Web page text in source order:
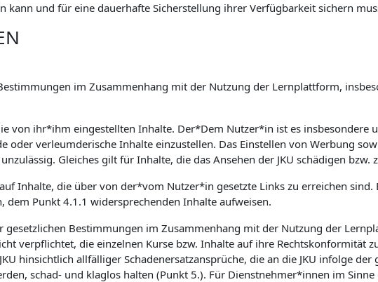
und für eine dauerhafte Sicherstellung ihrer Verfügbarkeit sichern
im Zusammenhang mit der Nutzung der Lernplattform,
von ihr*ihm eingestellten Inhalte. Der*Dem Nutzer*in ist es insbesondere
verleumderische Inhalte einzustellen. Das Einstellen von Werbung
Gleiches gilt für Inhalte, die das Ansehen der JKU schädigen bzw.
Inhalte, die über von der*vom Nutzer*in gesetzte Links zu erreichen
dem Punkt 4.1.1 widersprechenden Inhalte aufweisen.
Bestimmungen im Zusammenhang mit der Nutzung der
verpflichtet, die einzelnen Kurse bzw. Inhalte auf ihre
hinsichtlich allfälliger Schadenersatzansprüche, die an die JKU infolge
schad- und klaglos halten (Punkt 5.). Für Dienstnehmer*innen im